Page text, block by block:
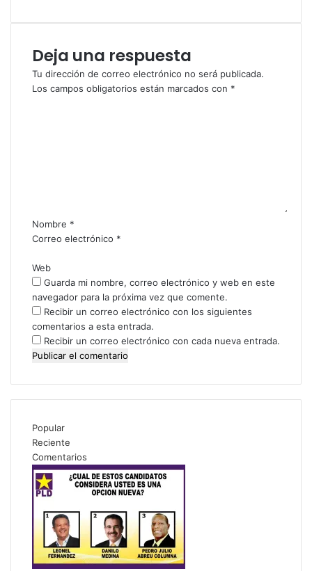
Deja una respuesta
Tu dirección de correo electrónico no será publicada.
Los campos obligatorios están marcados con *
i
o
Nombre *
Correo electrónico *
Web
Guarda mi nombre, correo electrónico y web en este
navegador para la próxima vez que comente.
Recibir un correo electrónico con los siguientes
comentarios a esta entrada.
Recibir un correo electrónico con cada nueva entrada.
Popular
Reciente
Comentarios